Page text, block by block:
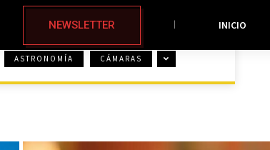
NEWSLETTER INICIO
ASTRONOMÍA CÁMARAS